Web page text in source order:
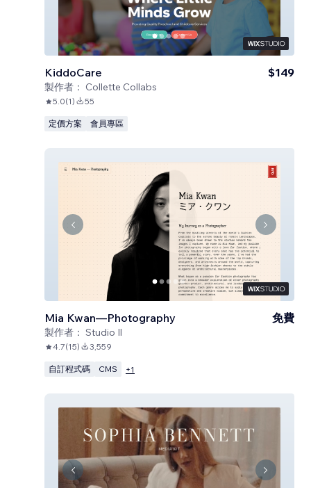
KiddoCare
製作者： Collette Collabs
$149
5.0(1) 55
定價方案 會員專區
Mia Kwan—Photography
製作者： Studio Il
免費
4.7(15) 3,559
自訂程式碼 CMS +1